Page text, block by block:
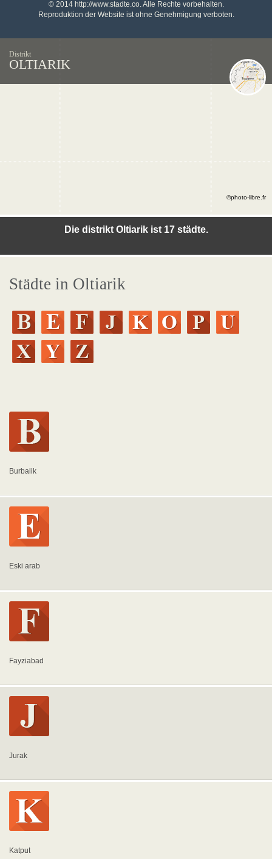
© 2014 http://www.stadte.co. Alle Rechte vorbehalten.
Reproduktion der Website ist ohne Genehmigung verboten.
Distrikt
OLTIARIK
Die distrikt Oltiarik ist 17 städte.
©photo-libre.fr
Städte in Oltiarik
Burbalik
Eski arab
Fayziabad
Jurak
Katput